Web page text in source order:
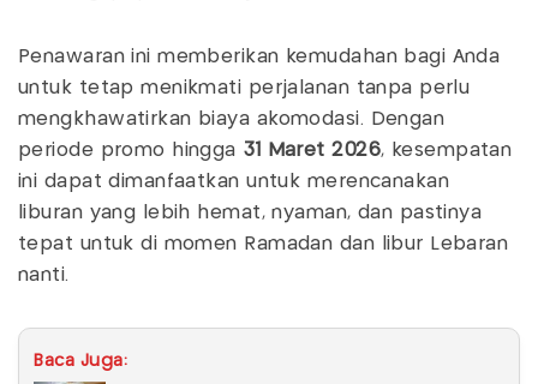
Penawaran ini memberikan kemudahan bagi Anda
untuk tetap menikmati perjalanan tanpa perlu
mengkhawatirkan biaya akomodasi. Dengan
periode promo hingga 31 Maret 2026, kesempatan
ini dapat dimanfaatkan untuk merencanakan
liburan yang lebih hemat, nyaman, dan pastinya
tepat untuk di momen Ramadan dan libur Lebaran
nanti.
Baca Juga: